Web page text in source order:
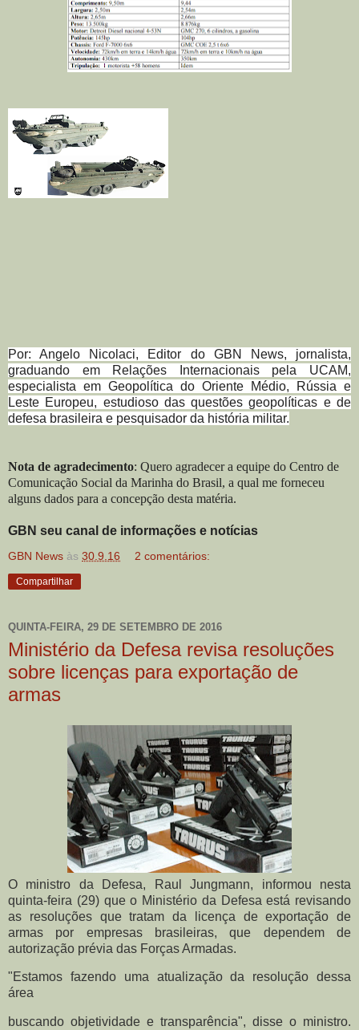
Por: Angelo Nicolaci, Editor do GBN News, jornalista,
graduando em Relações Internacionais pela UCAM,
especialista em Geopolítica do Oriente Médio, Rússia e
Leste Europeu, estudioso das questões geopolíticas e de
defesa brasileira e pesquisador da história militar.
Nota de agradecimento: Quero agradecer a equipe do Centro de
Comunicação Social da Marinha do Brasil, a qual me forneceu
alguns dados para a concepção desta matéria.
GBN seu canal de informações e notícias
GBN News às 30.9.16 2 comentários:
Compartilhar
QUINTA-FEIRA, 29 DE SETEMBRO DE 2016
Ministério da Defesa revisa resoluções
sobre licenças para exportação de
armas
O ministro da Defesa, Raul Jungmann, informou nesta
quinta-feira (29) que o Ministério da Defesa está revisando
as resoluções que tratam da licença de exportação de
armas por empresas brasileiras, que dependem de
autorização prévia das Forças Armadas.
"Estamos fazendo uma atualização da resolução dessa
área
buscando objetividade e transparência", disse o ministro.